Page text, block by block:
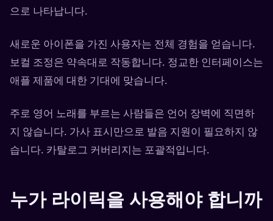
으로 나타납니다.
새로운 아이폰을 가진 사용자는 전체 경험을 얻습니다.
보컬 조정은 약속대로 작동합니다. 정교한 인터페이스는
애플 제품에 대한 기대에 맞습니다.
주로 영어 노래를 부르는 사람들은 언어 장벽에 직면하
지 않습니다. 가사 표시만으로 발음 지원이 필요하지 않
습니다. 카탈로그 커버리지는 포괄적입니다.
누가 라이릭을 사용해야 합니까